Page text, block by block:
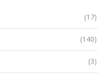
(17)
(140)
(3)